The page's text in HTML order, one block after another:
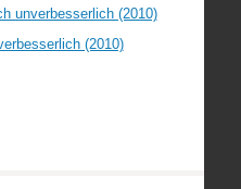
unverbesserlich (2010)
(2010)